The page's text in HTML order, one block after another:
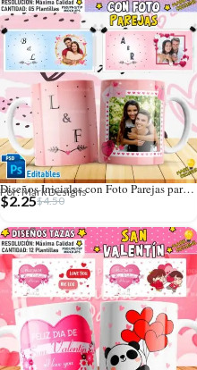
Diseños Iniciales con Foto Parejas para Tazas
Por: Mark Designs
$4.50
$2.25